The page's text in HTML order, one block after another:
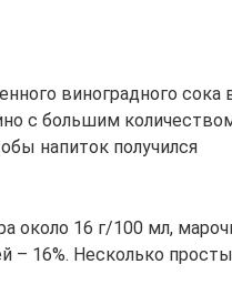
виноградного сока
с большим
напиток получился
около 16 г/100 мл,
– 16%. Несколько